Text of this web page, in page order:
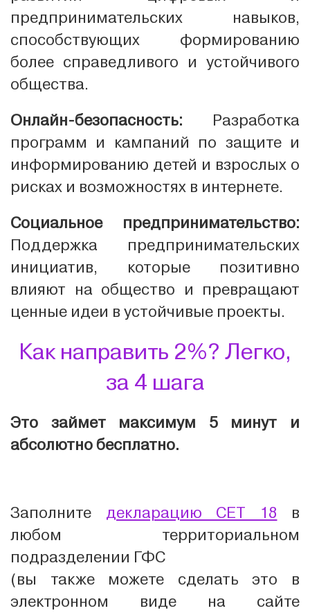
предпринимательских навыков,
способствующих формированию
более справедливого и устойчивого
общества.
Онлайн-безопасность: Разработка
программ и кампаний по защите и
информированию детей и взрослых о
рисках и возможностях в интернете.
Социальное предпринимательство:
Поддержка предпринимательских
инициатив, которые позитивно
влияют на общество и превращают
ценные идеи в устойчивые проекты.
Как направить 2%? Легко,
за 4 шага
Это займет максимум 5 минут и
абсолютно бесплатно.
Заполните декларацию CET 18 в
любом территориальном
подразделении ГФС
(вы также можете сделать это в
электронном виде на сайте